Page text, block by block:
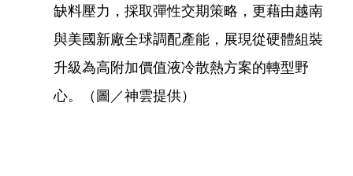
缺料壓力，採取彈性交期策略，更藉由越南
與美國新廠全球調配產能，展現從硬體組裝
升級為高附加價值液冷散熱方案的轉型野
心。（圖／神雲提供）